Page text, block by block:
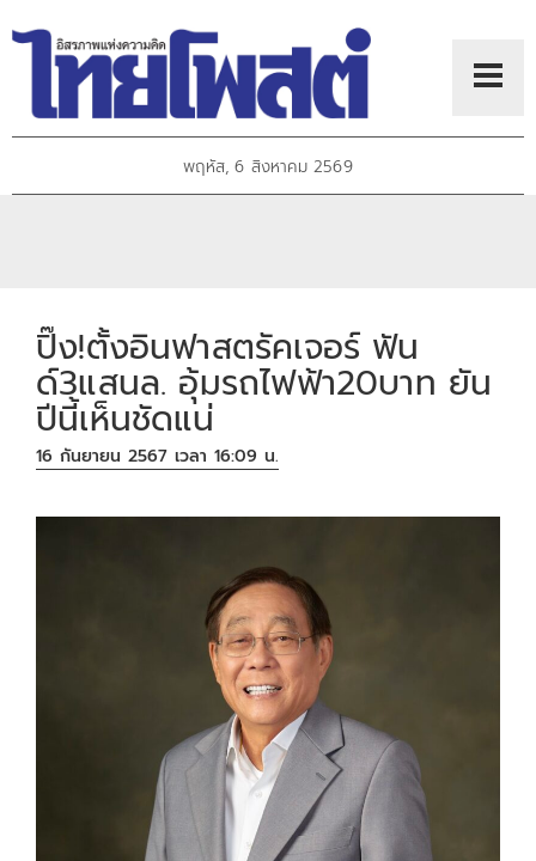
พฤหัส, 6 สิงหาคม 2569
ปิ๊ง!ตั้งอินฟาสตรัคเจอร์ ฟัน
ด์3แสนล. อุ้มรถไฟฟ้า20บาท ยัน
ปีนี้เห็นชัดแน่
16 กันยายน 2567 เวลา 16:09 น.